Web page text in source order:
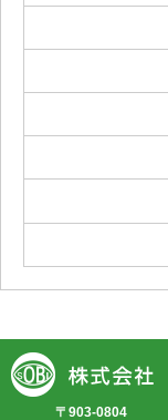
〒903-0804